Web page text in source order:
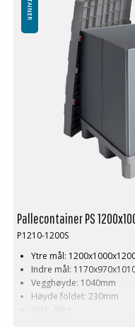
Næringsmiddelindustri
Kan anskaffes med eller
andre høyder i henhold til
formede eller U-formede
Pallecontainer PS
P1210-1200S
Ytre mål:
Indre mål:
Vegghøyde: 1040mm
Høyde foldet: 230mm
Vekt: 48kg